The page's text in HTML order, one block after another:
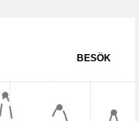
BESÖK